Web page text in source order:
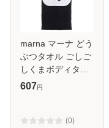
marna マーナ どう
ぶつタオル ごしご
しくまボディタオ
ル B392 （ ボディ
洗い かため すっき
607円
(0)